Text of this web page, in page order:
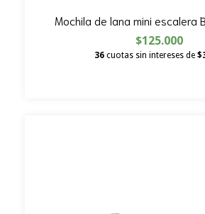
Mochila de lana mini escalera
$125.000
36 cuotas sin intereses de